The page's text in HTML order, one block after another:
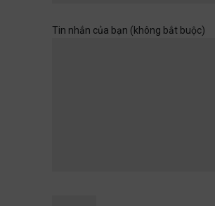
Tin nhắn của bạn (không bắt buộc)